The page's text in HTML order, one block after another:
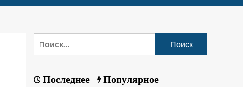
Последнее Популярное